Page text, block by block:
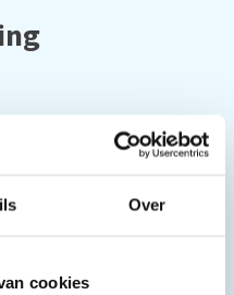
Over
cookies
Pro M 402 dn, HP